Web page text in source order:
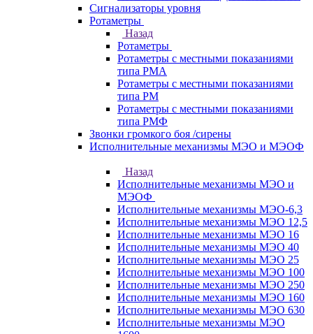
Сигнализаторы уровня
Ротаметры
Назад
Ротаметры
Ротаметры с местными показаниями
типа РМА
Ротаметры с местными показаниями
типа РМ
Ротаметры с местными показаниями
типа РМФ
Звонки громкого боя /сирены
Исполнительные механизмы МЭО и МЭОФ
Назад
Исполнительные механизмы МЭО и
МЭОФ
Исполнительные механизмы МЭО-6,3
Исполнительные механизмы МЭО 12,5
Исполнительные механизмы МЭО 16
Исполнительные механизмы МЭО 40
Исполнительные механизмы МЭО 25
Исполнительные механизмы МЭО 100
Исполнительные механизмы МЭО 250
Исполнительные механизмы МЭО 160
Исполнительные механизмы МЭО 630
Исполнительные механизмы МЭО